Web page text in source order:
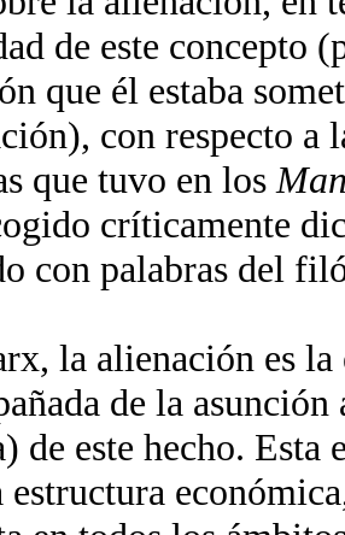
de este concepto
que él estaba
con respecto a
que tuvo en los
críticamente
con palabras del
la alienación es
de la
de este hecho. Esta
estructura